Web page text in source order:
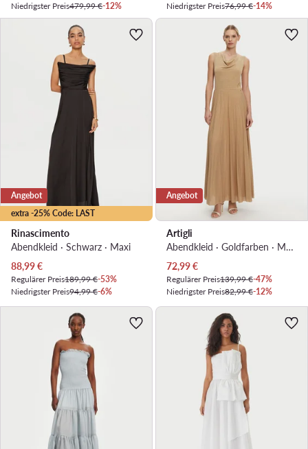
Niedrigster Preis479,99 €-12%
Niedrigster Preis76,99 €-14%
extra -25% Code: LAST
Angebot
Rinascimento
Abendkleid · Schwarz · Maxi
Aktueller Preis
88,99€
Regulärer Preis189,99 €-53%
Niedrigster Preis94,99 €-6%
Angebot
Artigli
Abendkleid · Goldfarben · Maxi
Aktueller Preis
72,99€
Regulärer Preis139,99 €-47%
Niedrigster Preis82,99 €-12%